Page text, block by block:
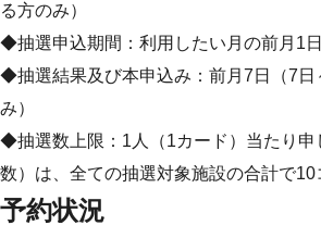
る方のみ）
◆抽選申込期間：利用したい月の前月1
◆抽選結果及び本申込み：前月7日（7日
み）
◆抽選数上限：1人（1カード）当たり申
数）は、全ての抽選対象施設の合計で10
予約状況